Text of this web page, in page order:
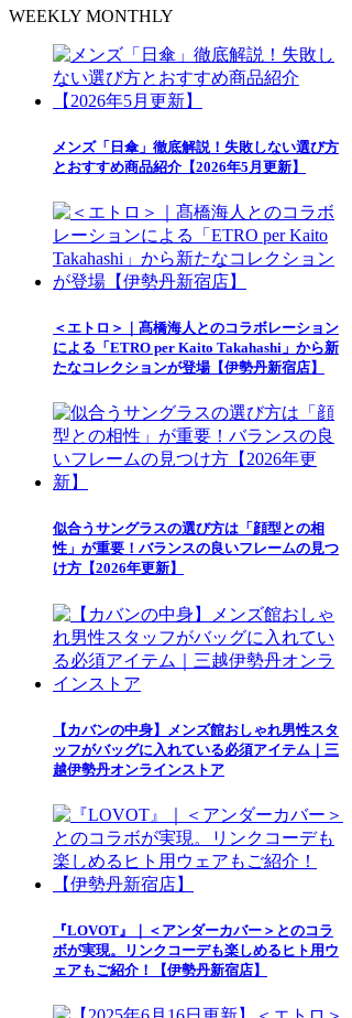
WEEKLY MONTHLY
メンズ「日傘」徹底解説！失敗しない選び方
とおすすめ商品紹介【2026年5月更新】
＜エトロ＞｜髙橋海人とのコラボレーション
による「ETRO per Kaito Takahashi」から新
たなコレクションが登場【伊勢丹新宿店】
似合うサングラスの選び方は「顔型との相
性」が重要！バランスの良いフレームの見つ
け方【2026年更新】
【カバンの中身】メンズ館おしゃれ男性スタ
ッフがバッグに入れている必須アイテム｜三
越伊勢丹オンラインストア
『LOVOT』｜＜アンダーカバー＞とのコラ
ボが実現。リンクコーデも楽しめるヒト用ウ
ェアもご紹介！【伊勢丹新宿店】